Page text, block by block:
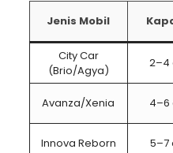
Jenis Mobil
City Car
(Brio/Agya)
2–4
Avanza/Xenia 4–6
Innova Reborn 5–7